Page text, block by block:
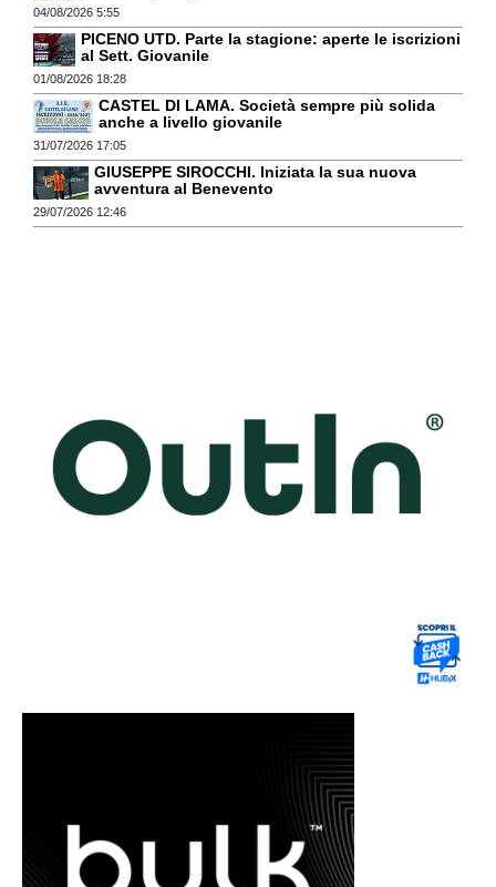
04/08/2026 5:55
PICENO UTD. Parte la stagione: aperte le iscrizioni
al Sett. Giovanile
01/08/2026 18:28
CASTEL DI LAMA. Società sempre più solida
anche a livello giovanile
31/07/2026 17:05
GIUSEPPE SIROCCHI. Iniziata la sua nuova
avventura al Benevento
29/07/2026 12:46